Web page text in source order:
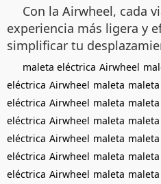
Con la Airwheel, cada
experiencia más ligera y
simplificar tu
maleta eléctrica Airwheel
eléctrica Airwheel maleta maleta
eléctrica Airwheel maleta maleta
eléctrica Airwheel maleta maleta
eléctrica Airwheel maleta maleta
eléctrica Airwheel maleta maleta
eléctrica Airwheel maleta maleta